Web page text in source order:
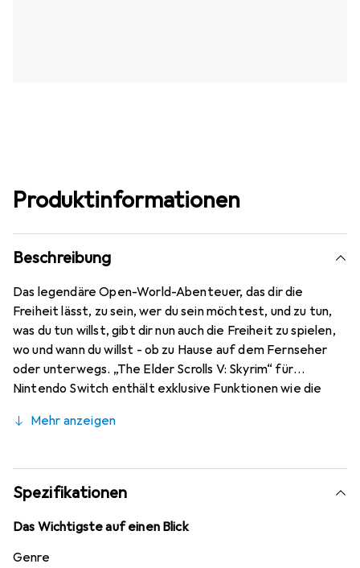
Produktinformationen
Beschreibung
Das legendäre Open-World-Abenteuer, das dir die
Freiheit lässt, zu sein, wer du sein möchtest, und zu tun,
was du tun willst, gibt dir nun auch die Freiheit zu spielen,
wo und wann du willst - ob zu Hause auf dem Fernseher
oder unterwegs. „The Elder Scrolls V: Skyrim“ für
Nintendo Switch enthält exklusive Funktionen wie die
Schlösserknacken, Outfits und Ausrüstung aus der The
Mehr anzeigen
Spezifikationen
Das Wichtigste auf einen Blick
Genre